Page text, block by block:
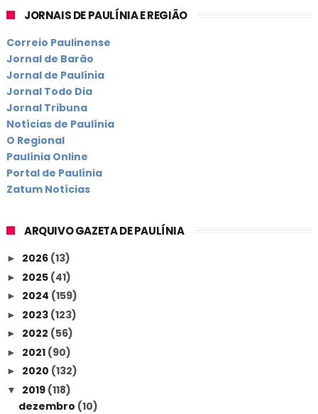
JORNAIS DE PAULÍNIA E REGIÃO
Correio Paulinense
Jornal de Barão
Jornal de Paulínia
Jornal Todo Dia
Jornal Tribuna
Notícias de Paulínia
O Regional
Paulínia Online
Portal de Paulínia
Zatum Notícias
ARQUIVO GAZETA DE PAULÍNIA
► 2026 (13)
► 2025 (41)
► 2024 (159)
► 2023 (123)
► 2022 (56)
► 2021 (90)
► 2020 (132)
▼ 2019 (118)
dezembro (10)